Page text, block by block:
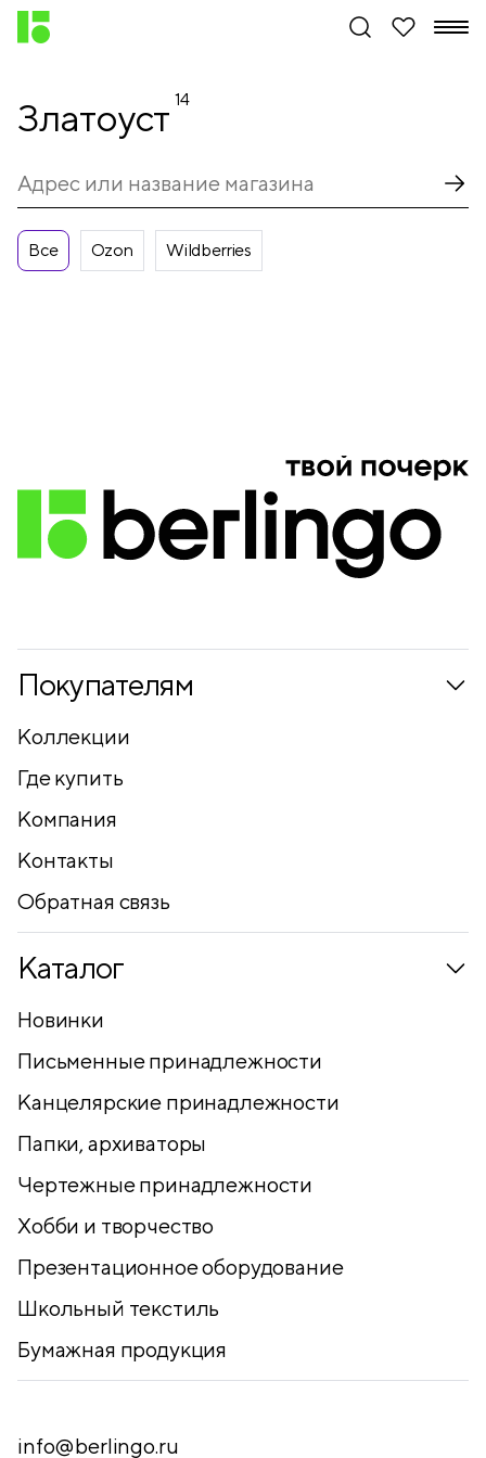
Златоуст 14
Все Ozon Wildberries
Покупателям
Коллекции
Где купить
Компания
Контакты
Обратная связь
Каталог
Новинки
Письменные принадлежности
Канцелярские принадлежности
Папки, архиваторы
Чертежные принадлежности
Хобби и творчество
Презентационное оборудование
Школьный текстиль
Бумажная продукция
info@berlingo.ru